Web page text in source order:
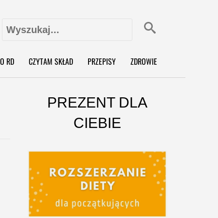
Szukaj:
RD CZYTAM SKŁAD PRZEPISY ZDROWIE
PREZENT DLA
CIEBIE
X